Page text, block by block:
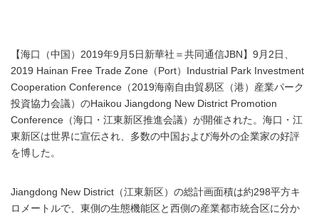
【海口（中国）2019年9月5日新華社＝共同通信JBN】9月2日、
2019 Hainan Free Trade Zone（Port）Industrial Park Investment
Cooperation Conference（2019海南自由貿易区（港）産業パーク
投資協力会議）のHaikou Jiangdong New District Promotion
Conference（海口・江東新区推進会議）が開催された。海口・江
東新区は世界に宣伝され、多数の中国および海外の企業家の好評
を博した。
Jiangdong New District（江東新区）の総計画面積は約298平方キ
ロメートルで、東側の生態機能区と西側の産業都市統合区に分か